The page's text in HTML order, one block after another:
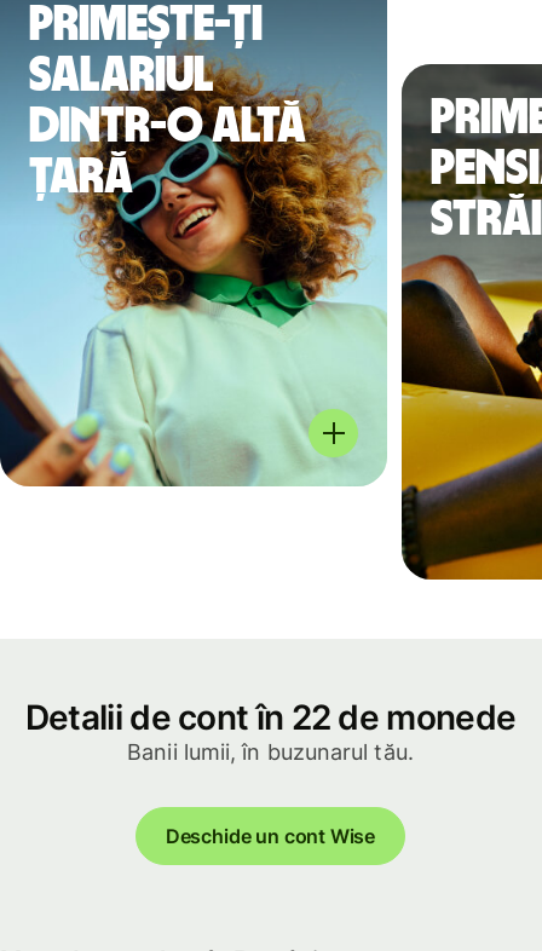
Primește-ți
salariul
dintr-o altă
țară
Detalii de cont în 22 de monede
Banii lumii, în buzunarul tău.
Deschide un cont Wise